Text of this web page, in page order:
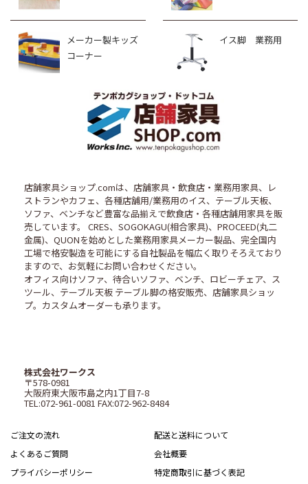
メーカー製キッズ
コーナー
イス脚 業務用
店舗家具ショップ.comは、店舗家具・飲食店・業務用家具、レ
ストランやカフェ、各種店舗用/業務用のイス、テーブル天板、
ソファ、ベンチなど豊富な品揃えで飲食店・各種店舗用家具を販
売しています。 CRES、SOGOKAGU(相合家具)、PROCEED(丸二
金属)、QUONを始めとした業務用家具メーカー製品、完全国内
工場で格安製造を可能にする自社製品を幅広く取りそろえており
ますので、お気軽にお問い合わせください。
オフィス向けソファ、待合いソファ、ベンチ、ロビーチェア、ス
ツール、テーブル天板 テーブル脚の格安販売、店舗家具ショッ
プ。カスタムオーダーも承ります。
株式会社ワークス
〒578-0981
大阪府東大阪市島之内1丁目7-8
TEL:072-961-0081 FAX:072-962-8484
ご注文の流れ
配送と送料について
よくあるご質問
会社概要
プライバシーポリシー
特定商取引に基づく表記